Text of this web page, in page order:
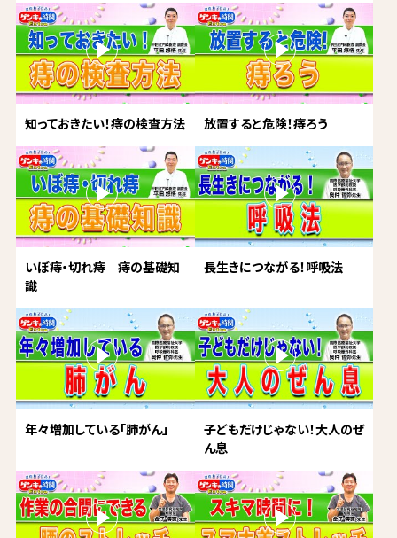
知っておきたい！痔の検査方法 放置すると危険！痔ろう
いぼ痔・切れ痔 痔の基礎知
識
長生きにつながる！呼吸法
年々増加している「肺がん」
子どもだけじゃない！大人のぜ
ん息